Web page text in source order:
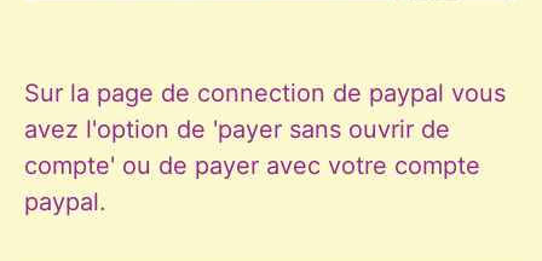
Sur la page de connection de paypal vous
avez l'option de 'payer sans ouvrir de
compte' ou de payer avec votre compte
paypal.